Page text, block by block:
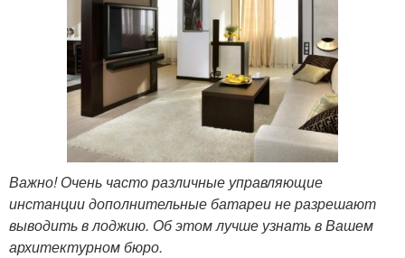
Важно! Очень часто различные управляющие
инстанции дополнительные батареи не разрешают
выводить в лоджию. Об этом лучше узнать в Вашем
архитектурном бюро.